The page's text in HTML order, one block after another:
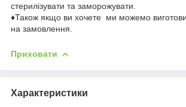
стерилізувати та заморожувати.
♦Також якщо ви хочете ми можемо
на замовлення.
Приховати
Характеристики